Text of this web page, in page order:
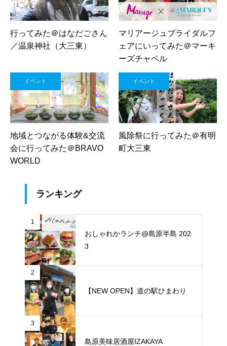
行ってみた＠はなだごさん
／温泉神社（大三東）
マリアージュブライダルフ
ェアにいってみた＠マーキ
ーズチャペル
イベント
地域とつながる体験&交流
会に行ってみた＠BRAVO
WORLD
イベント
風除祭に行ってみた＠有明
町大三東
ランキング
1
おしゃれかランチ@島原半島 202
3
2
【NEW OPEN】道の駅ひまわり
3
島原美味居酒屋IZAKAYA